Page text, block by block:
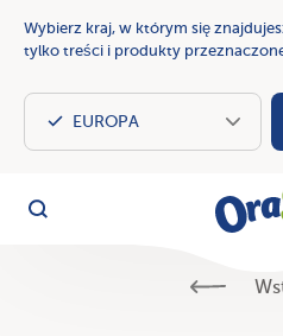
Wybierz kraj, w którym się
tylko treści i produkty
Szukaj